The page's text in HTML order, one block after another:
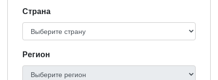
Cтрана
Регион